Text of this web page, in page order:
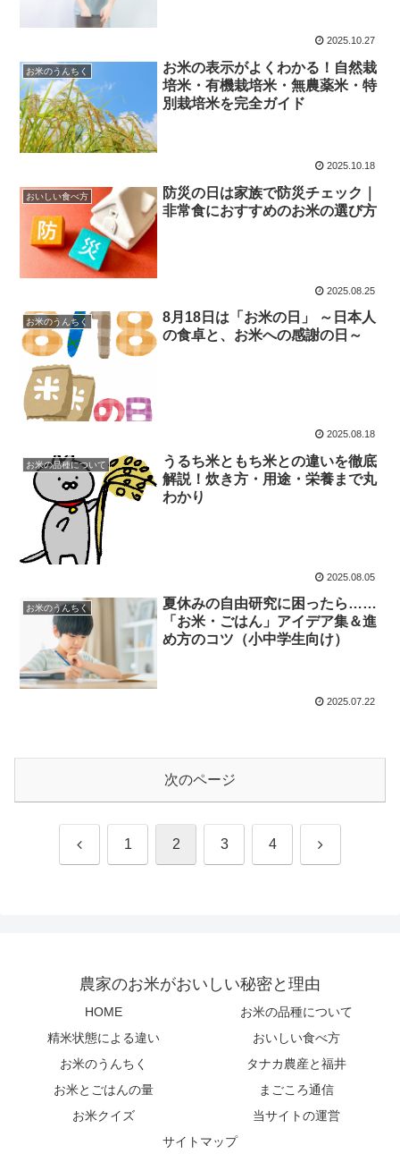
2025.10.27
お米のうんちく
お米の表示がよくわかる！自然栽
培米・有機栽培米・無農薬米・特
別栽培米を完全ガイド
2025.10.18
おいしい食べ方
防災の日は家族で防災チェック｜
非常食におすすめのお米の選び方
2025.08.25
お米のうんちく
8月18日は「お米の日」 ～日本人
の食卓と、お米への感謝の日～
2025.08.18
お米の品種について
うるち米ともち米との違いを徹底
解説！炊き方・用途・栄養まで丸
わかり
2025.08.05
お米のうんちく
夏休みの自由研究に困ったら……
「お米・ごはん」アイデア集＆進
め方のコツ（小中学生向け）
2025.07.22
次のページ
前 1 2 3 4 次
農家のお米がおいしい秘密と理由
HOME
お米の品種について
精米状態による違い
おいしい食べ方
お米のうんちく
タナカ農産と福井
お米とごはんの量
まごころ通信
お米クイズ
当サイトの運営
サイトマップ